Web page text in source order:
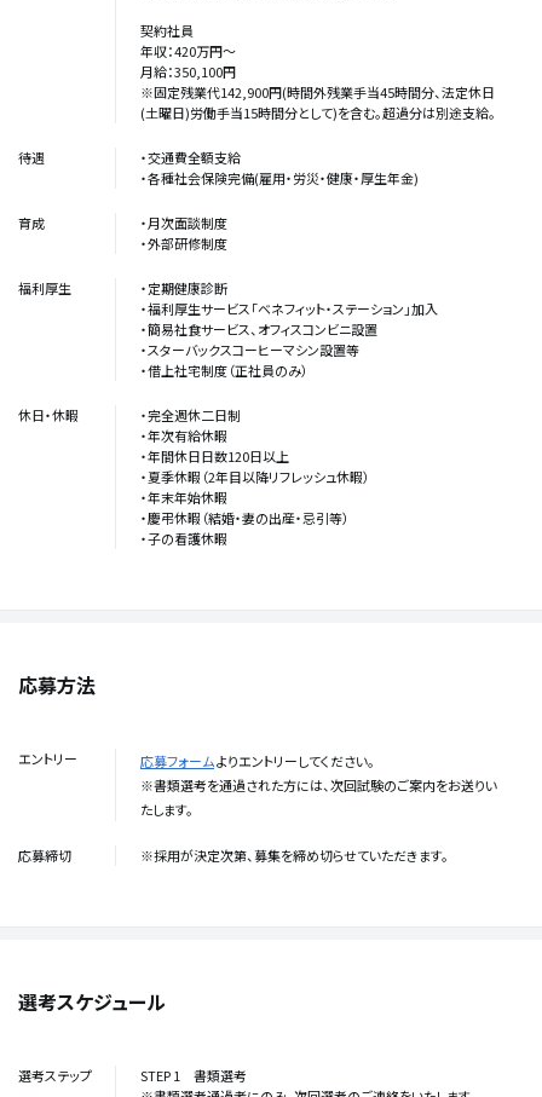
契約社員
年収：420万円～
月給：350,100円
※固定残業代142,900円(時間外残業手当45時間分、法定休日
(土曜日)労働手当15時間分として)を含む。超過分は別途支給。
待遇
・交通費全額支給
・各種社会保険完備(雇用・労災・健康・厚生年金)
育成
・月次面談制度
・外部研修制度
福利厚生
・定期健康診断
・福利厚生サービス「ベネフィット・ステーション」加入
・簡易社食サービス、オフィスコンビニ設置
・スターバックスコーヒーマシン設置等
・借上社宅制度（正社員のみ）
休日・休暇
・完全週休二日制
・年次有給休暇
・年間休日日数120日以上
・夏季休暇（2年目以降リフレッシュ休暇）
・年末年始休暇
・慶弔休暇（結婚・妻の出産・忌引等）
・子の看護休暇
応募方法
エントリー 応募フォームよりエントリーしてください。
※書類選考を通過された方には、次回試験のご案内をお送りい
たします。
応募締切 ※採用が決定次第、募集を締め切らせていただきます。
選考スケジュール
選考ステップ
STEP 1 書類選考